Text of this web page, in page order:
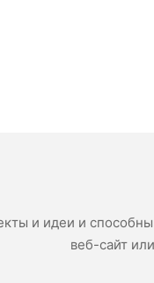
и идеи и
веб-сайт